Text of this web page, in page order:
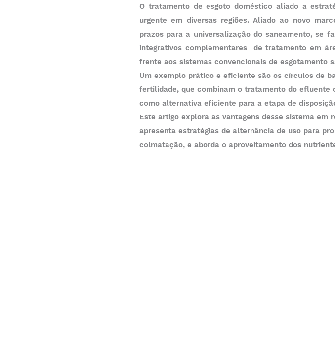
O tratamento de esgoto doméstico aliado a
urgente em diversas regiões. Aliado ao novo
prazos para a universalização do saneamento, se
integrativos complementares  de tratamento em
frente aos sistemas convencionais de esgotamento
Um exemplo prático e eficiente são os círculos de
fertilidade, que combinam o tratamento do efluente
como alternativa eficiente para a etapa de
Este artigo explora as vantagens desse sistema em
apresenta estratégias de alternância de uso para
colmatação, e aborda o aproveitamento dos